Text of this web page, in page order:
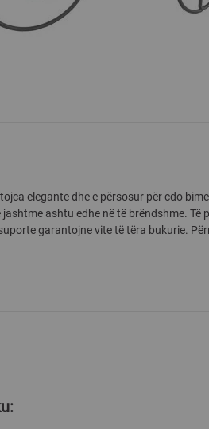
elegante dhe e përsosur për cdo
ashtu edhe në të brëndshme. Të
garantojne vite të tëra bukurie.